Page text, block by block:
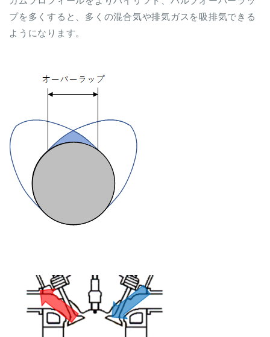
プを多くすると、多くの混合気や排気ガスを吸排気できる
ようになります。